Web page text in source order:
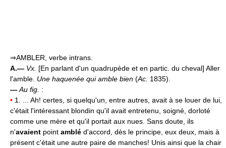
⇒AMBLER, verbe intrans.
A.— Vx. [En parlant d'un quadrupède et en partic. du cheval] Aller
l'amble. Une haquenée qui amble bien (Ac. 1835).
— Au fig. :
• 1. ... Ah! certes, si quelqu'un, entre autres, avait à se louer de lui,
c'était l'intéressant blondin qu'il avait entretenu, soigné, dorloté
comme une mère et qu'il portait aux nues. Sans doute, ils
n'avaient point amblé d'accord, dès le principe, eux deux, mais à
présent c'était une autre paire de manches! Unis ainsi que la chair